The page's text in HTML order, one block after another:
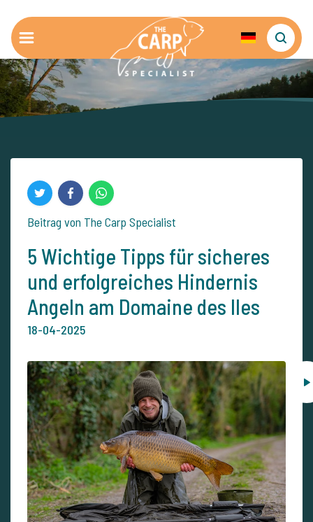
Beitrag von The Carp Specialist
5 Wichtige Tipps für sicheres
und erfolgreiches Hindernis
Angeln am Domaine des Iles
18-04-2025